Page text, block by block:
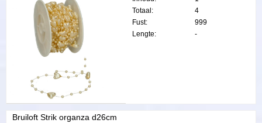
Totaal:
4
Fust:
999
Lengte:
-
Bruiloft Strik organza d26cm